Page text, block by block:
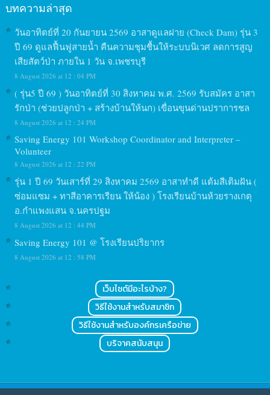
บทความล่าสุด
วันอาทิตย์ที่ 20 กันยายน 2569 อาสาดูแลฝาย (Check Dam) รุ่น 3
ปี 69 ดูแลฟื้นฟูสายน้ำ คืนความชุมชื้นให้ระบบนิเวศ ลดการสูญ
เสียสัตว์ป่า ภายใน 1 วัน จ.เพชรบุรี
8 August 2026 at 12 : 04 PM
( รุ่น5 ปี 69 ) วันอาทิตย์ที่ 30 สิงหาคม พ.ศ. 2569 รับสมัคร อาสา
รักป่า (ช่วยปลูกป่า + สร้างบ้านให้นก) เขื่อนขุนด่านปราการชล
8 August 2026 at 12 : 24 PM
Saving Energy 101 Workshop Coordinator and Interpreter –
Volunteer
8 August 2026 at 12 : 22 PM
รุ่น 1 ปี 69 วันเสาร์ที่ 29 สิงหาคม 2569 อาสาทำดี แต้มสีเติมฝัน (
ซ่อมแซม + ทาสีอาคารเรียน ให้น้อง ) โรงเรียนบ้านห้วยรางเกตุ
อ.กำแพงแสน จ.นครปฐม
8 August 2026 at 12 : 44 PM
Saving Energy 101 @ โรงเรียนปริยากร
8 August 2026 at 12 : 58 PM
เว็บไซต์มีอะไรบ้าง?
วิธีใช้งานสำหรับสมาชิก
วิธีใช้งานสำหรับองค์กรเครือข่าย
บริจาคสนับสนุน